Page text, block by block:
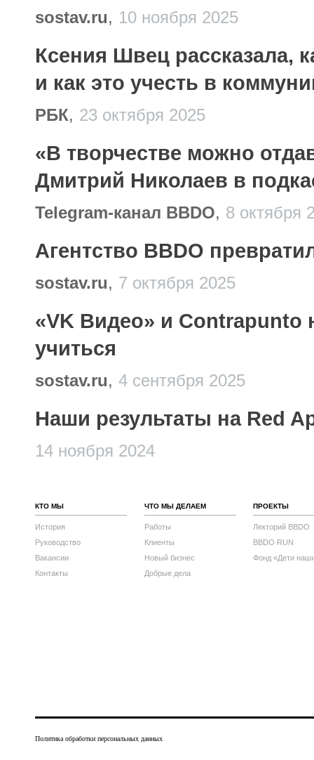
sostav.ru, 10 ноября 2025
Ксения Швец рассказала,
и как это учесть в
РБК, 23 октября 2025
«В творчестве можно
Дмитрий Николаев в
Telegram-канал BBDO, 8 октября
Агентство BBDO
sostav.ru, 7 октября 2025
«VK Видео» и
учиться
sostav.ru, 4 сентября 2025
Наши результаты на Red
14 ноября 2024
КТО МЫ
История
Руководство
Вакансии
Контакты
ЧТО МЫ ДЕЛАЕМ
Работы
Клиенты
Новый бизнес
Добрые дела
ПРОЕКТЫ
Лекторий BBDO
BBDO RUN
Фонд «Дети
Политика обработки персональных данных